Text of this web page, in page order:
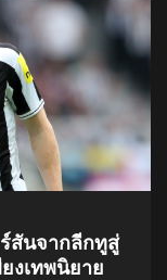
ร์สันจากลีกทูสู่
งเทพนิยาย